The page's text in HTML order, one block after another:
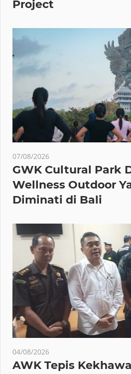
Project
07/08/2026
GWK Cultural Park
Wellness Outdoor
Diminati di Bali
04/08/2026
AWK Tepis